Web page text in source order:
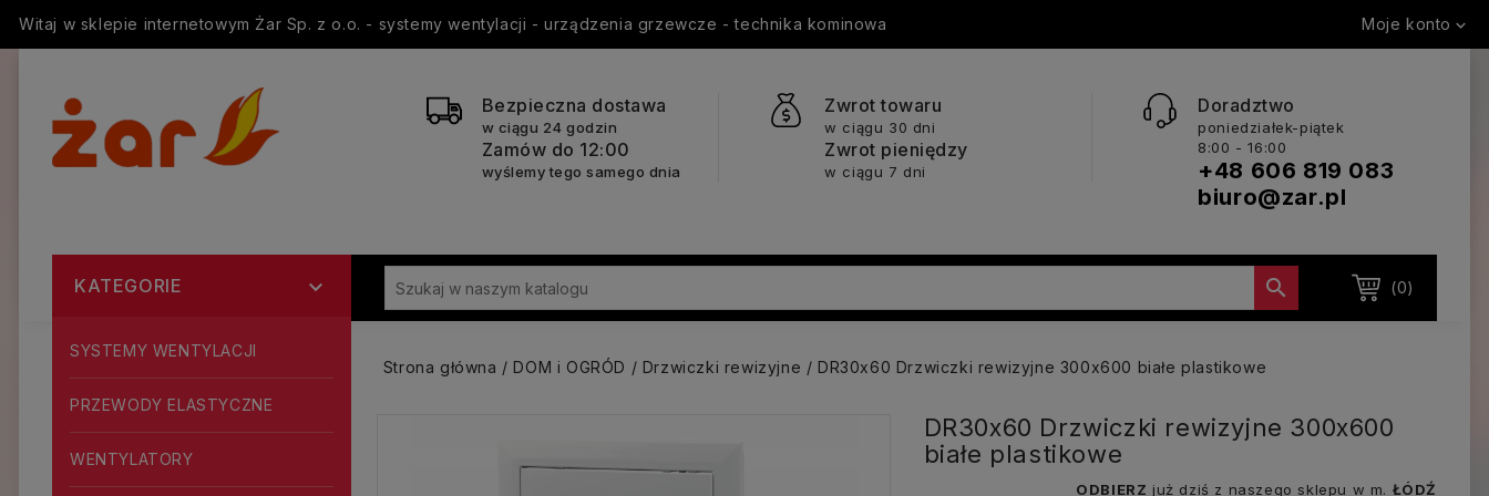
Witaj w sklepie internetowym Żar Sp. z o.o. - systemy wentylacji - urządzenia grzewcze - technika kominowa Moje konto 
Bezpieczna dostawa
w ciągu 24 godzin
Zamów do 12:00
wyślemy tego samego dnia
Zwrot towaru
w ciągu 30 dni
Zwrot pieniędzy
w ciągu 7 dni
Doradztwo
poniedziałek-piątek
8:00 - 16:00
+48 606 819 083
biuro@zar.pl
(0)

KATEGORIE 
SYSTEMY WENTYLACJI
PRZEWODY ELASTYCZNE
WENTYLATORY
Strona główna DOM i OGRÓD Drzwiczki rewizyjne DR30x60 Drzwiczki rewizyjne 300x600 białe plastikowe
DR30x60 Drzwiczki rewizyjne 300x600
białe plastikowe
ODBIERZ już dziś z naszego sklepu w m. ŁÓDŹ